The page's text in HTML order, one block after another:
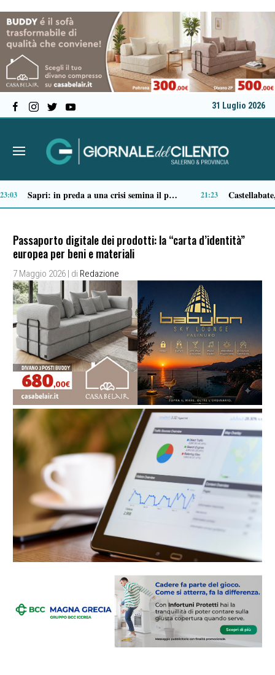
31 Luglio 2026
Tortorella celebra la Fiera di San Basilio: tra antichi mestieri, bestiame e la musica della Bandabardò
Passaporto digitale dei prodotti: la “carta d’identità”
europea per beni e materiali
7 Maggio 2026 | di Redazione